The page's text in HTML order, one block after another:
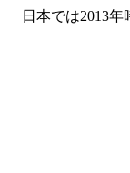
日本では2013年